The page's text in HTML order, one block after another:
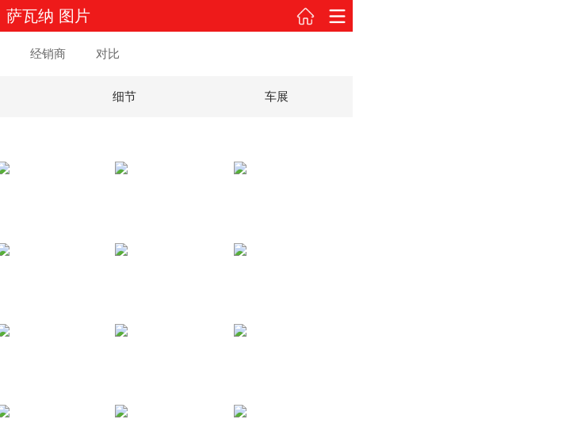
萨瓦纳 图片
经销商 对比
细节 车展